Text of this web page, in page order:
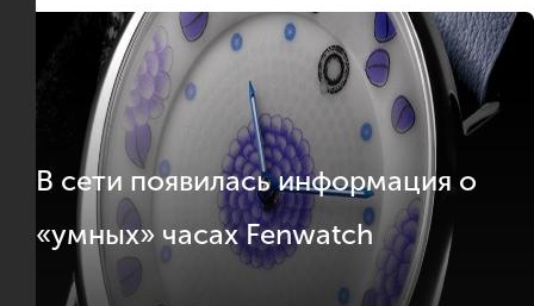
В сети появилась информация о
«умных» часах Fenwatch